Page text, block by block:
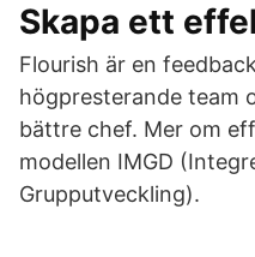
Skapa ett
Flourish är en
högpresterande team
bättre chef. Mer om
modellen IMGD
Grupputveckling).